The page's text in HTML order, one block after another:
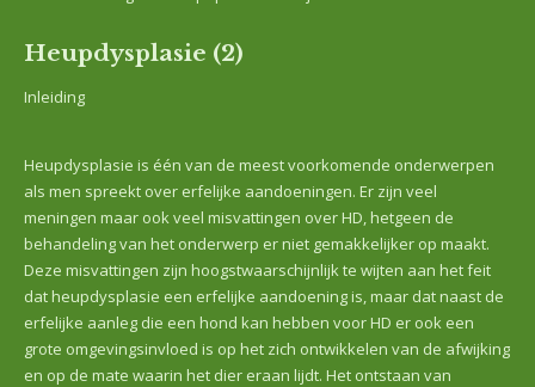
Heupdysplasie (2)
Inleiding
Heupdysplasie is één van de meest voorkomende onderwerpen
als men spreekt over erfelijke aandoeningen. Er zijn veel
meningen maar ook veel misvattingen over HD, hetgeen de
behandeling van het onderwerp er niet gemakkelijker op maakt.
Deze misvattingen zijn hoogstwaarschijnlijk te wijten aan het feit
dat heupdysplasie een erfelijke aandoening is, maar dat naast de
erfelijke aanleg die een hond kan hebben voor HD er ook een
grote omgevingsinvloed is op het zich ontwikkelen van de afwijking
en op de mate waarin het dier eraan lijdt. Het ontstaan van